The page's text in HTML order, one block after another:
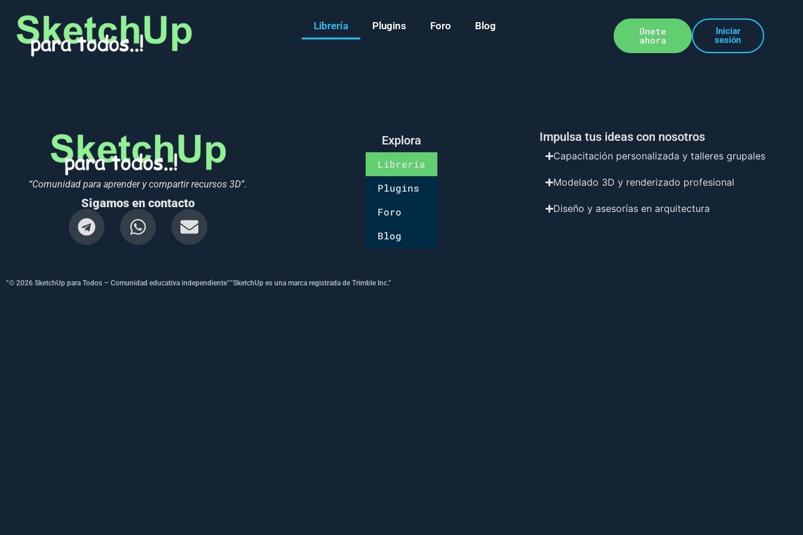
Librería Plugins Foro Blog Únete
ahora
Iniciar
sesión
“Comunidad para aprender y compartir recursos 3D”.
Sigamos en contacto
Explora
Librería
Plugins
Foro
Blog
Impulsa tus ideas con nosotros
Capacitación personalizada y talleres grupales
Modelado 3D y renderizado profesional
Diseño y asesorías en arquitectura
“© 2026 SketchUp para Todos – Comunidad educativa independiente”“SketchUp es una marca registrada de Trimble Inc.”